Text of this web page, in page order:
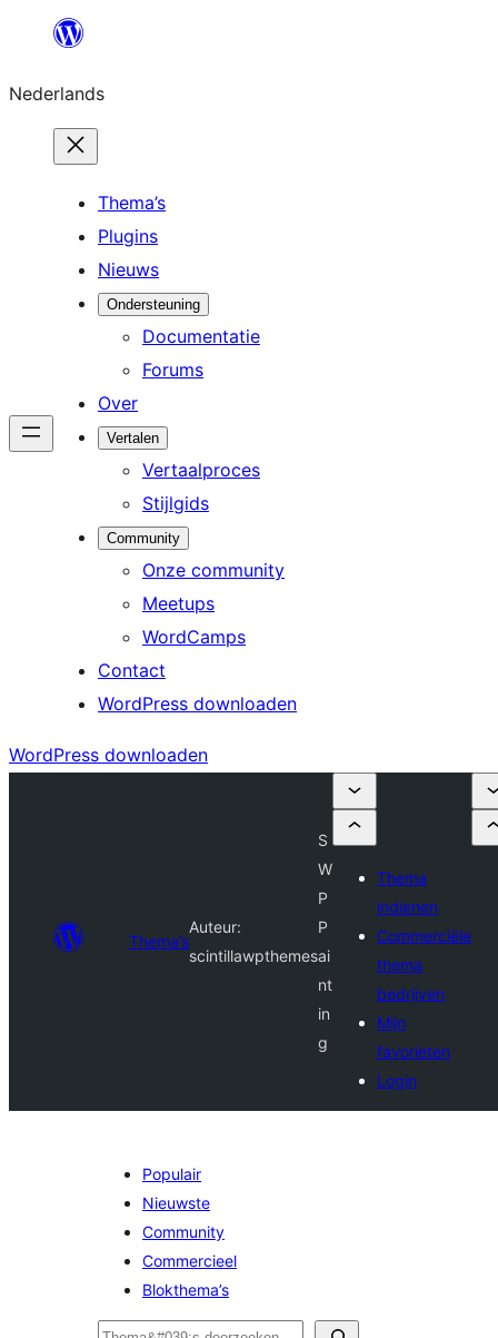
de
inhoud
Nederlands
Thema’s
Plugins
Nieuws
Ondersteuning
Documentatie
Forums
Over
Vertalen
Vertaalproces
Stijlgids
Community
Onze community
Meetups
WordCamps
Contact
WordPress downloaden
WordPress downloaden
Thema’s
Auteur:
scintillawpthemes
S
W
P
P
ai
nt
in
g
Thema
indienen
Commerciële
thema
bedrijven
Mijn
favorieten
Login
Populair
Nieuwste
Community
Commercieel
Blokthema’s